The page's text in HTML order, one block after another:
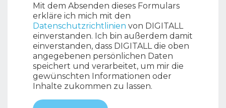
Mit dem Absenden dieses Formulars
erkläre ich mich mit den
Datenschutzrichtlinien von DIGITALL
einverstanden. Ich bin außerdem damit
einverstanden, dass DIGITALL die oben
angegebenen persönlichen Daten
speichert und verarbeitet, um mir die
gewünschten Informationen oder
Inhalte zukommen zu lassen.